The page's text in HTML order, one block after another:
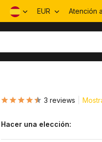
EUR Atención
3 reviews
Hacer una elección: